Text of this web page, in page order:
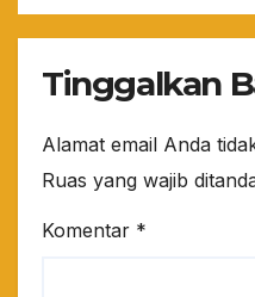
Tinggalkan
Alamat email Anda
Ruas yang wajib
Komentar *